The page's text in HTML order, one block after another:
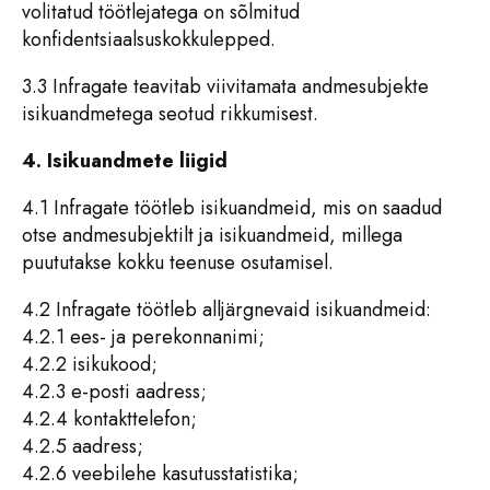
volitatud töötlejatega on sõlmitud
konfidentsiaalsuskokkulepped.
3.3 Infragate teavitab viivitamata andmesubjekte
isikuandmetega seotud rikkumisest.
4. Isikuandmete liigid
4.1 Infragate töötleb isikuandmeid, mis on saadud
otse andmesubjektilt ja isikuandmeid, millega
puututakse kokku teenuse osutamisel.
4.2 Infragate töötleb alljärgnevaid isikuandmeid:
4.2.1 ees- ja perekonnanimi;
4.2.2 isikukood;
4.2.3 e-posti aadress;
4.2.4 kontakttelefon;
4.2.5 aadress;
4.2.6 veebilehe kasutusstatistika;